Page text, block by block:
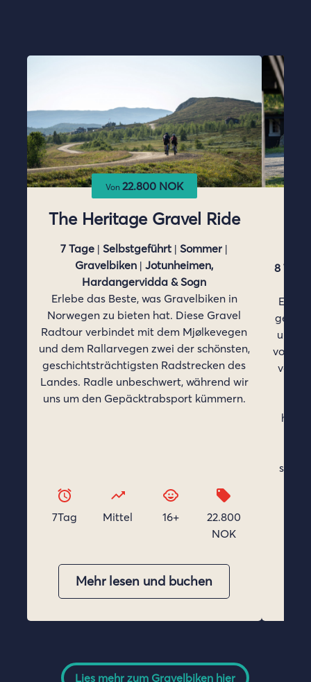
Lies mehr zum Gravelbiken hier